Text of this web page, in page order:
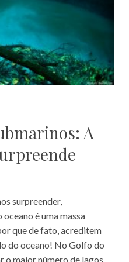
A
surpreender,
é uma massa
que de fato, acreditem
do oceano! No Golfo do
o maior número de lagos